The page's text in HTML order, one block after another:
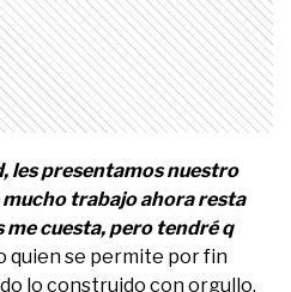
les presentamos nuestro
mucho trabajo ahora resta
cuesta, pero tendré q
quien se permite por fin
lo construido con orgullo.